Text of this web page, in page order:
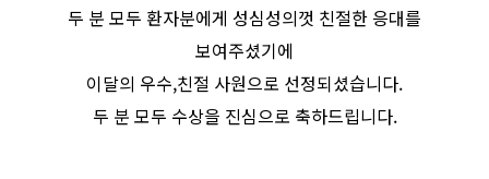
두 분 모두 환자분에게 성심성의껏 친절한 응대를
보여주셨기에
이달의 우수,친절 사원으로 선정되셨습니다.
두 분 모두 수상을 진심으로 축하드립니다.